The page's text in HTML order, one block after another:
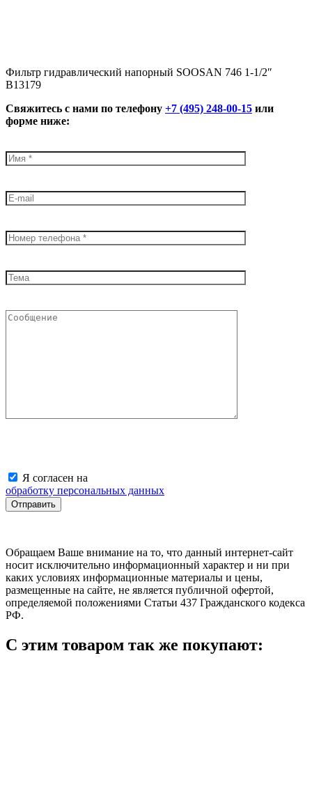
Фильтр гидравлический напорный SOOSAN 746 1-1/2″
B13179
Свяжитесь с нами по телефону +7 (495) 248-00-15 или
форме ниже:
Я согласен на
обработку персональных данных
Обращаем Ваше внимание на то, что данный интернет-сайт
носит исключительно информационный характер и ни при
каких условиях информационные материалы и цены,
размещенные на сайте, не является публичной офертой,
определяемой положениями Статьи 437 Гражданского кодекса
РФ.
С этим товаром так же покупают: